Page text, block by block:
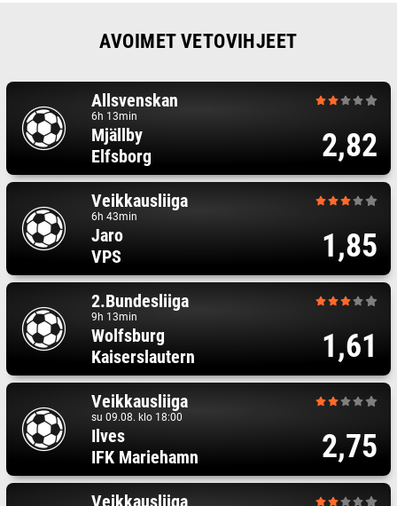
AVOIMET VETOVIHJEET
Allsvenskan
6h 13min
Mjällby
Elfsborg
2,82
Veikkausliiga
6h 43min
Jaro
VPS
1,85
2.Bundesliiga
9h 13min
Wolfsburg
Kaiserslautern
1,61
Veikkausliiga
su 09.08. klo 18:00
Ilves
IFK Mariehamn
2,75
Veikkausliiga